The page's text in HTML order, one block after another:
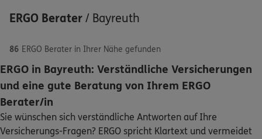
Schaden oder Leistungsfall melden
Bequem online oder telefonisch
ERGO Berater / Bayreuth
86 ERGO Berater in Ihrer Nähe gefunden
Torsten Böhner
Friedrichstr. 31
Homepage besuchen
ERGO in Bayreuth: Verständliche Versicherungen
und eine gute Beratung von Ihrem ERGO
Berater/in
Sie wünschen sich verständliche Antworten auf Ihre
Versicherungs-Fragen? ERGO spricht Klartext und vermeidet